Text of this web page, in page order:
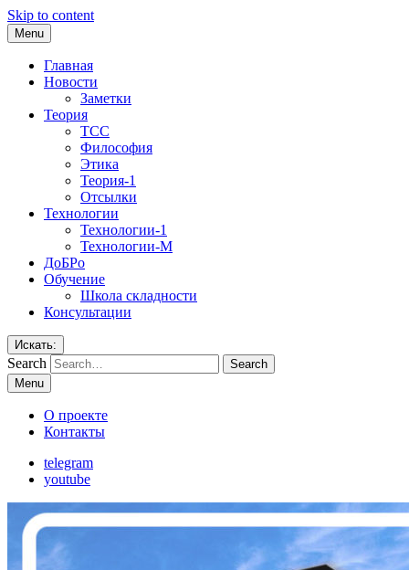
Skip to content
Menu
Главная
Новости
Заметки
Теория
ТСС
Философия
Этика
Теория-1
Отсылки
Технологии
Технологии-1
Технологии-М
ДоБРо
Обучение
Школа складности
Консультации
Искать:
Search
Menu
О проекте
Контакты
telegram
youtube